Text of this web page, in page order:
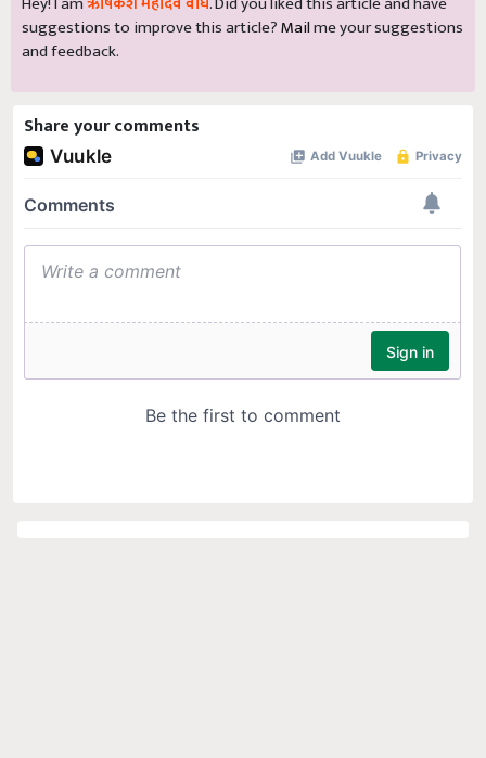
suggestions to improve this article?Mailme your suggestions
and feedback.
Share your comments